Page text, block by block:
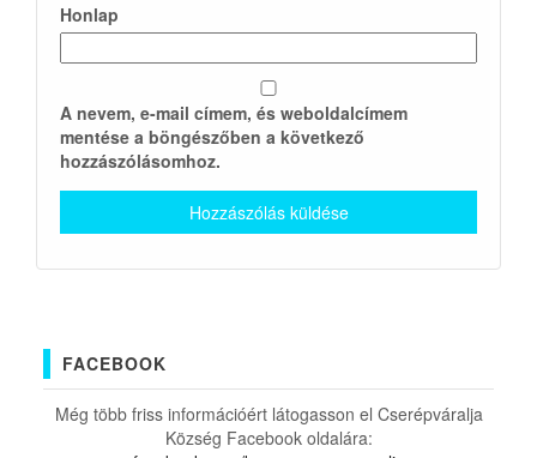
Honlap
A nevem, e-mail címem, és weboldalcímem
mentése a böngészőben a következő
hozzászólásomhoz.
FACEBOOK
Még több friss információért látogasson el Cserépváralja
Község Facebook oldalára: